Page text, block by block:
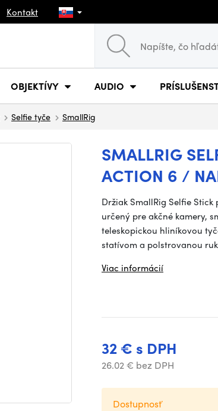
Kontakt
OBJEKTÍVY AUDIO
Selfie tyče SmallRig
SMALLRIG
ACTION 6 /
Držiak SmallRig Selfie
určený pre akčné kamery,
teleskopickou hliníkovou
statívom a polstrovanou
Viac informácií
32 € s DPH
26.02 € bez DPH
Dostupnosť